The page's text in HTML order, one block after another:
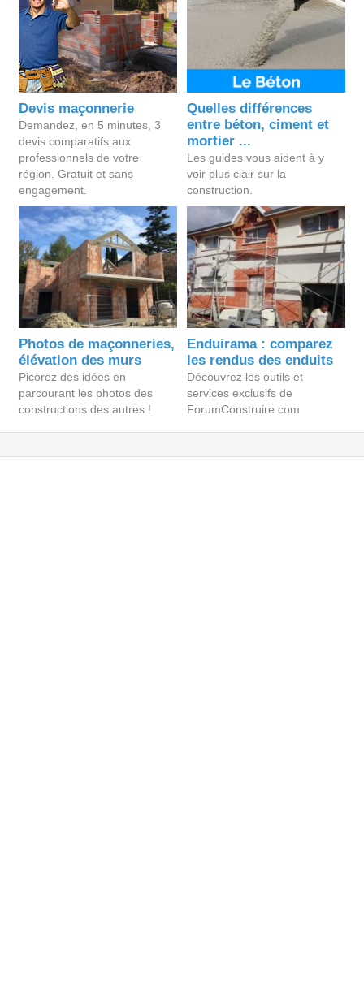
Devis maçonnerie
Demandez, en 5 minutes, 3
devis comparatifs aux
professionnels de votre
région. Gratuit et sans
engagement.
Quelles différences
entre béton, ciment et
mortier ...
Les guides vous aident à y
voir plus clair sur la
construction.
Photos de maçonneries,
élévation des murs
Picorez des idées en
parcourant les photos des
constructions des autres !
Enduirama : comparez
les rendus des enduits
Découvrez les outils et
services exclusifs de
ForumConstruire.com